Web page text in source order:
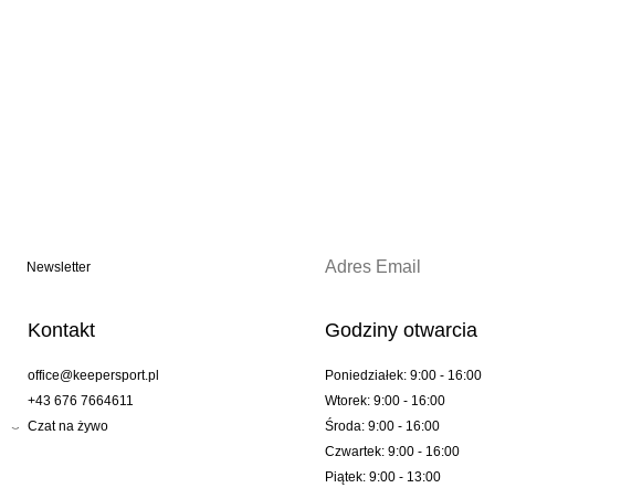
Newsletter
Kontakt
office@keepersport.pl
+43 676 7664611
Czat na żywo
Godziny otwarcia
Poniedziałek: 9:00 - 16:00
Wtorek: 9:00 - 16:00
Środa: 9:00 - 16:00
Czwartek: 9:00 - 16:00
Piątek: 9:00 - 13:00